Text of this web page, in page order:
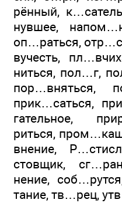
рённый,
нувшее,
оп…раться,
вучесть,
ниться, пол…г,
пор…вняться,
прик…саться,
гательное,
риться,
внение,
стовщик,
нение,
тание, тв…рец,